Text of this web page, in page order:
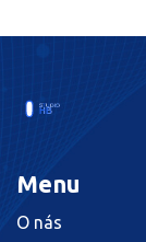
Menu
O nás